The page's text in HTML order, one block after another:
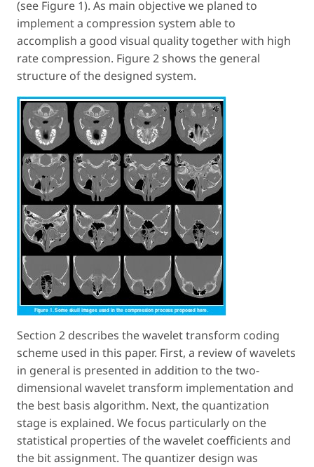
(see Figure 1). As main objective we planed to
implement a compression system able to
accomplish a good visual quality together with high
rate compression. Figure 2 shows the general
structure of the designed system.
Section 2 describes the wavelet transform coding
scheme used in this paper. First, a review of wavelets
in general is presented in addition to the two-
dimensional wavelet transform implementation and
the best basis algorithm. Next, the quantization
stage is explained. We focus particularly on the
statistical properties of the wavelet coefficients and
the bit assignment. The quantizer design was